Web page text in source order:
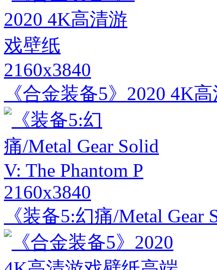
2160x3840
《合金装备5》2020 4K
2160x3840
《装备5:幻痛/Metal Gear